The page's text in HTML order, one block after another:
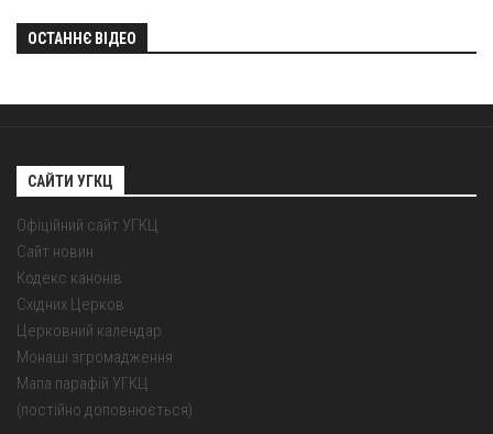
ОСТАННЄ ВІДЕО
САЙТИ УГКЦ
Офіційний сайт УГКЦ
Сайт новин
Кодекс канонів
Східних Церков
Церковний календар
Монаші згромадження
Мапа парафій УГКЦ
(постійно доповнюється)